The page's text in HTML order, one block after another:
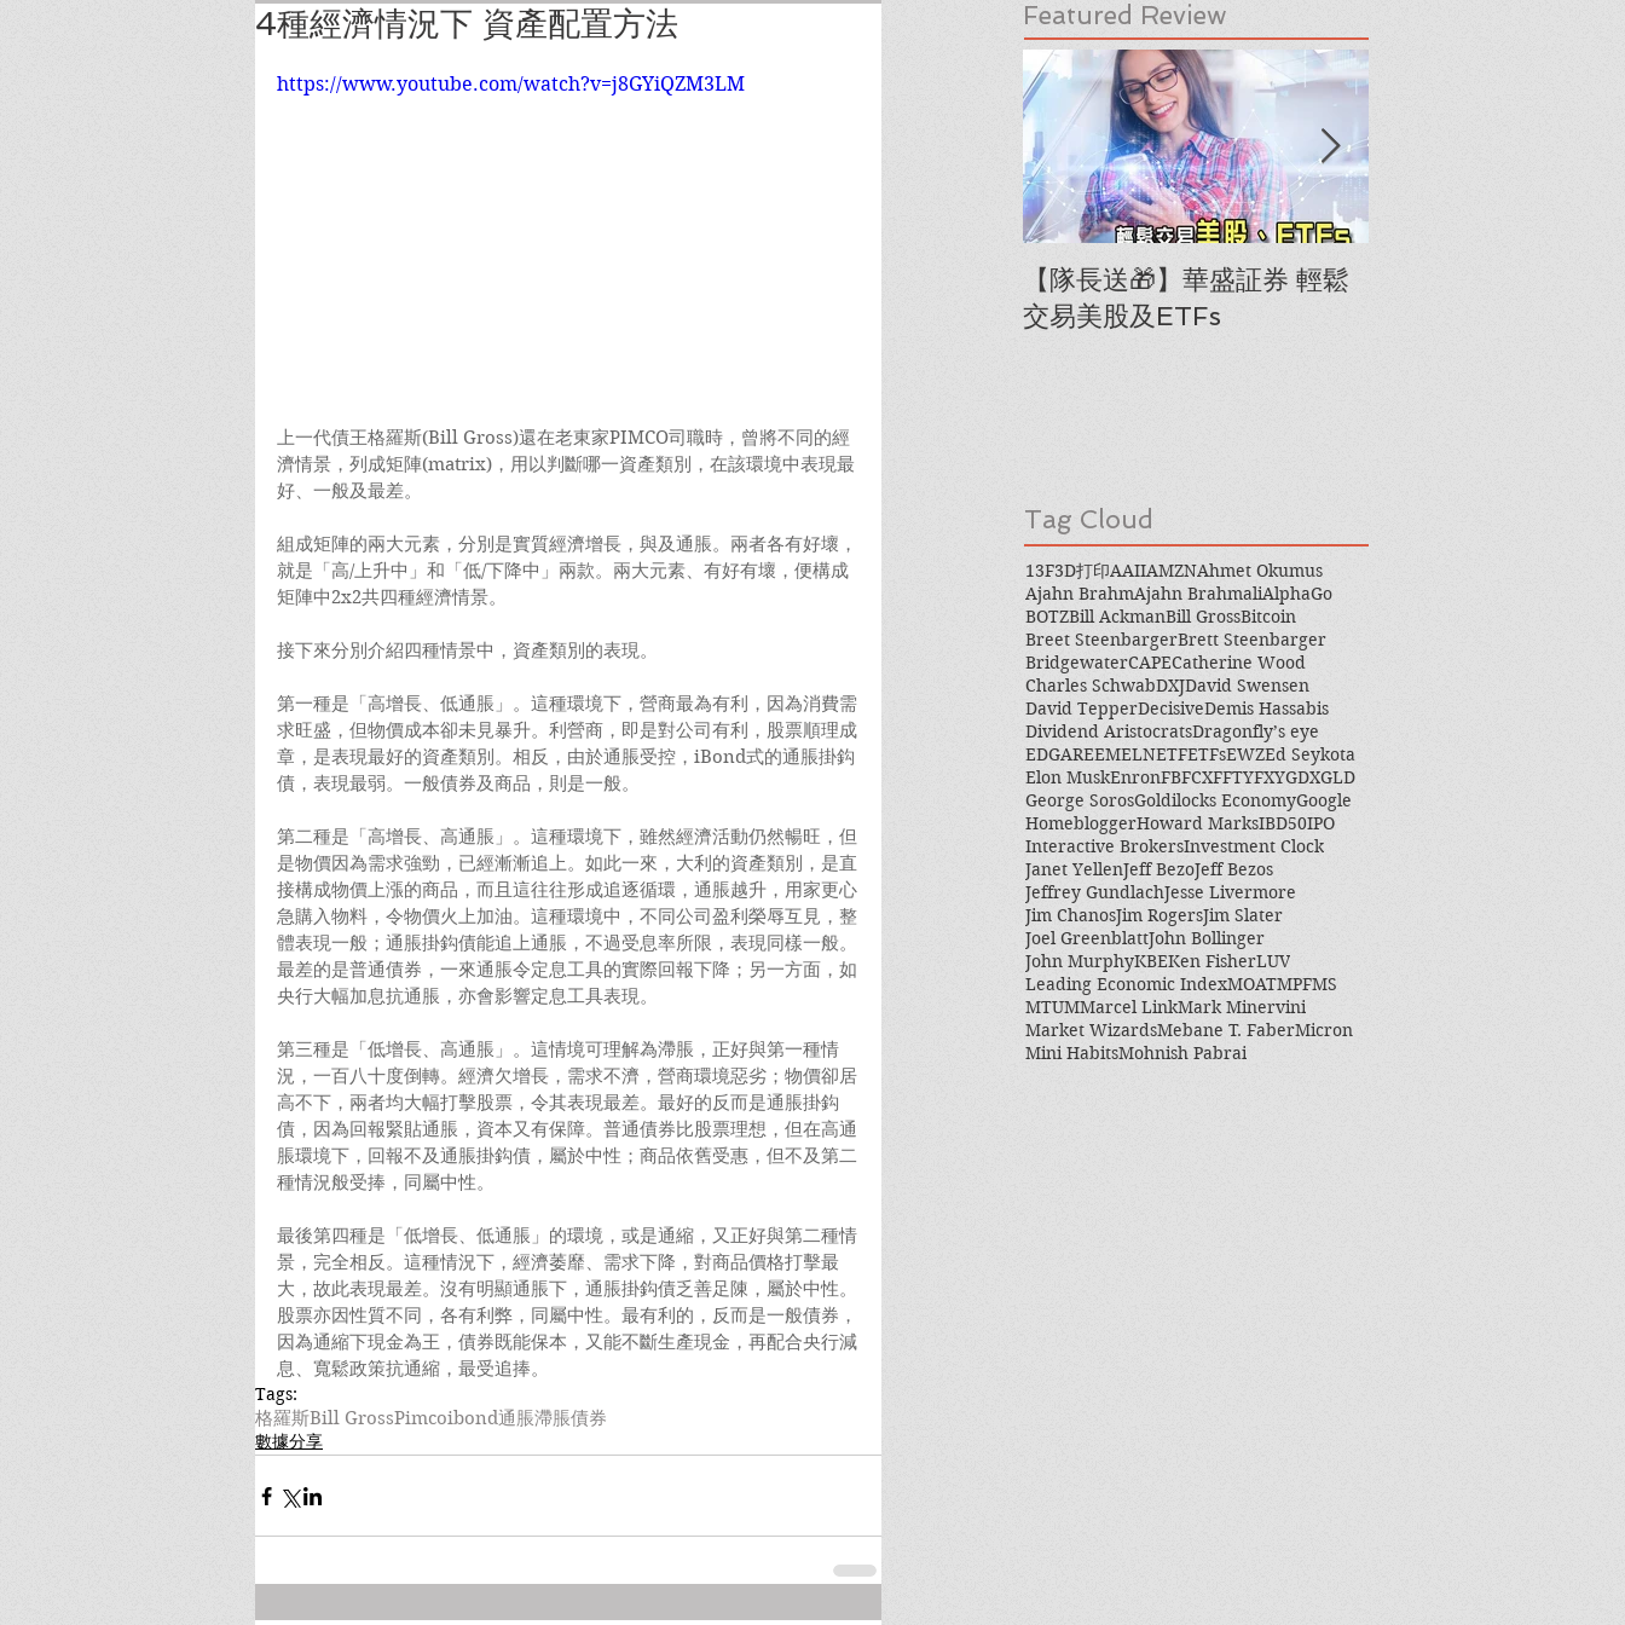
4種經濟情況下 資產配置方法
https://www.youtube.com/watch?v=j8GYiQZM3LM
上一代債王格羅斯(Bill Gross)還在老東家PIMCO司職時，曾將不同的經
濟情景，列成矩陣(matrix)，用以判斷哪一資產類別，在該環境中表現最
好、一般及最差。
組成矩陣的兩大元素，分別是實質經濟增長，與及通脹。兩者各有好壞，
就是「高/上升中」和「低/下降中」兩款。兩大元素、有好有壞，便構成
矩陣中2x2共四種經濟情景。
接下來分別介紹四種情景中，資產類別的表現。
第一種是「高增長、低通脹」。這種環境下，營商最為有利，因為消費需
求旺盛，但物價成本卻未見暴升。利營商，即是對公司有利，股票順理成
章，是表現最好的資產類別。相反，由於通脹受控，iBond式的通脹掛鈎
債，表現最弱。一般債券及商品，則是一般。
第二種是「高增長、高通脹」。這種環境下，雖然經濟活動仍然暢旺，但
是物價因為需求強勁，已經漸漸追上。如此一來，大利的資產類別，是直
接構成物價上漲的商品，而且這往往形成追逐循環，通脹越升，用家更心
急購入物料，令物價火上加油。這種環境中，不同公司盈利榮辱互見，整
體表現一般；通脹掛鈎債能追上通脹，不過受息率所限，表現同樣一般。
最差的是普通債券，一來通脹令定息工具的實際回報下降；另一方面，如
央行大幅加息抗通脹，亦會影響定息工具表現。
第三種是「低增長、高通脹」。這情境可理解為滯脹，正好與第一種情
況，一百八十度倒轉。經濟欠增長，需求不濟，營商環境惡劣；物價卻居
高不下，兩者均大幅打擊股票，令其表現最差。最好的反而是通脹掛鈎
債，因為回報緊貼通脹，資本又有保障。普通債券比股票理想，但在高通
脹環境下，回報不及通脹掛鈎債，屬於中性；商品依舊受惠，但不及第二
種情況般受捧，同屬中性。
最後第四種是「低增長、低通脹」的環境，或是通縮，又正好與第二種情
景，完全相反。這種情況下，經濟萎靡、需求下降，對商品價格打擊最
大，故此表現最差。沒有明顯通脹下，通脹掛鈎債乏善足陳，屬於中性。
股票亦因性質不同，各有利弊，同屬中性。最有利的，反而是一般債券，
因為通縮下現金為王，債券既能保本，又能不斷生產現金，再配合央行減
息、寬鬆政策抗通縮，最受追捧。
Tags:
格羅斯Bill GrossPimcoibond通脹滯脹債券
數據分享
Featured Review
【隊長送🎁】華盛証券 輕鬆
交易美股及ETFs
Tag Cloud
13F3D打印AAIIAMZNAhmet Okumus
Ajahn BrahmAjahn BrahmaliAlphaGo
BOTZBill AckmanBill GrossBitcoin
Breet SteenbargerBrett Steenbarger
BridgewaterCAPECatherine Wood
Charles SchwabDXJDavid Swensen
David TepperDecisiveDemis Hassabis
Dividend AristocratsDragonfly’s eye
EDGAREEMELNETFETFsEWZEd Seykota
Elon MuskEnronFBFCXFFTYFXYGDXGLD
George SorosGoldilocks EconomyGoogle
HomebloggerHoward MarksIBD50IPO
Interactive BrokersInvestment Clock
Janet YellenJeff BezoJeff Bezos
Jeffrey GundlachJesse Livermore
Jim ChanosJim RogersJim Slater
Joel GreenblattJohn Bollinger
John MurphyKBEKen FisherLUV
Leading Economic IndexMOATMPFMS
MTUMMarcel LinkMark Minervini
Market WizardsMebane T. FaberMicron
Mini HabitsMohnish Pabrai